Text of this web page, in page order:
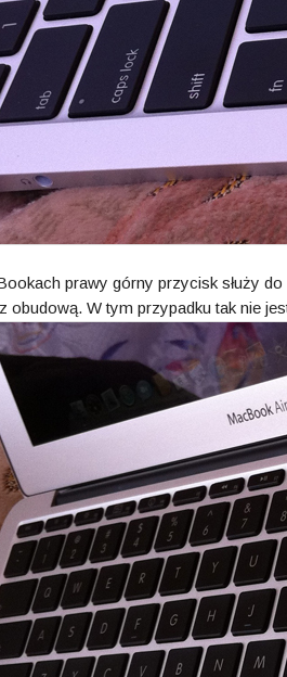
prawy górny przycisk służy
obudową. W tym przypadku tak nie